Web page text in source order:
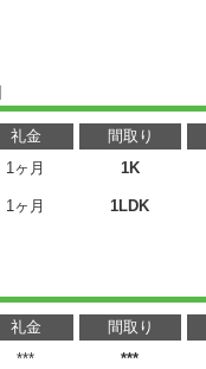
礼金 間取り
1ヶ月 1K
1ヶ月 1LDK
礼金 間取り
*** ***